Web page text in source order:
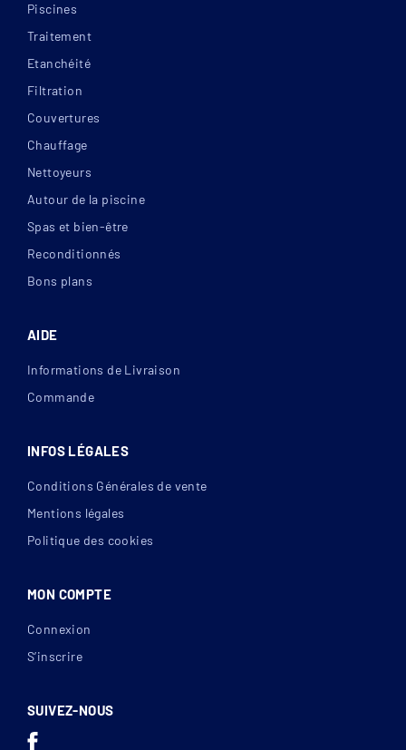
Piscines
Traitement
Etanchéité
Filtration
Couvertures
Chauffage
Nettoyeurs
Autour de la piscine
Spas et bien-être
Reconditionnés
Bons plans
AIDE
Informations de Livraison
Commande
INFOS LÉGALES
Conditions Générales de vente
Mentions légales
Politique des cookies
MON COMPTE
Connexion
S’inscrire
SUIVEZ-NOUS